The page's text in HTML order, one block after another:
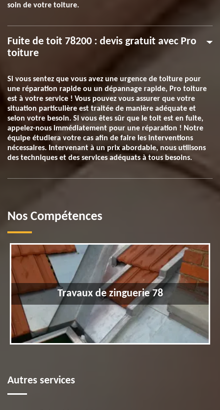
soin de votre toiture.
Fuite de toit 78200 : devis gratuit avec Pro
toiture
Si vous sentez que vous avez une urgence de toiture pour
une réparation rapide ou un dépannage rapide, Pro toiture
est à votre service ! Vous pouvez vous assurer que votre
situation particulière est traitée de manière adéquate et
selon votre besoin. Si vous êtes sûr que le toit est en fuite,
appelez-nous immédiatement pour une réparation ! Notre
équipe étudiera votre cas afin de faire les interventions
nécessaires. Intervenant à un prix abordable, nous utilisons
des techniques et des services adéquats à tous besoins.
Nos Compétences
Travaux de zinguerie 78
Autres services